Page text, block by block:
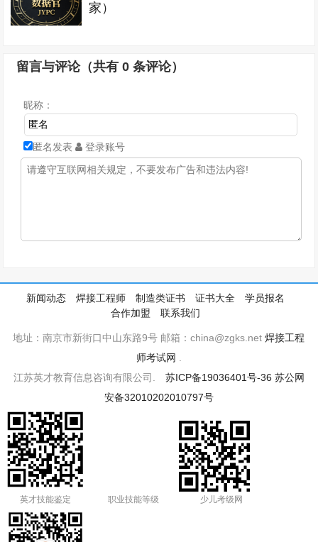
家）
留言与评论（共有0 条评论）
昵称：
匿名发表 登录账号
新闻动态 焊接工程师 制造类证书 证书大全
学员报名
合作加盟
联系我们
地址：南京市新街口中山东路9号 邮箱：china@zgks.net焊接工程
师考试网
江苏英才教育信息咨询有限公司. 苏ICP备19036401号-36 苏公网
安备32010202010797号
英才技能鉴定 职业技能等级 少儿考级网